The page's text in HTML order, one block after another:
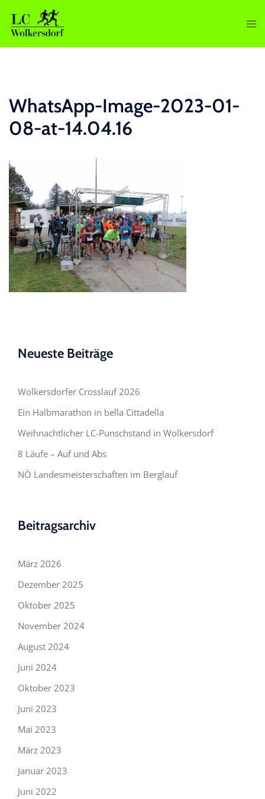
Inhalt
springen
WhatsApp-Image-2023-01-
08-at-14.04.16
Neueste Beiträge
Wolkersdorfer Crosslauf 2026
Ein Halbmarathon in bella Cittadella
Weihnachtlicher LC-Punschstand in Wolkersdorf
8 Läufe – Auf und Abs
NÖ Landesmeisterschaften im Berglauf
Beitragsarchiv
März 2026
Dezember 2025
Oktober 2025
November 2024
August 2024
Juni 2024
Oktober 2023
Juni 2023
Mai 2023
März 2023
Januar 2023
Juni 2022